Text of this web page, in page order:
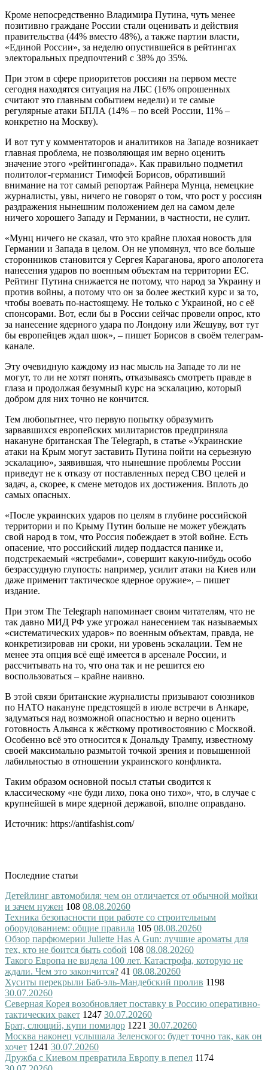
Кроме непосредственно Владимира Путина, чуть менее
позитивно граждане России стали оценивать и действия
правительства (44% вместо 48%), а также партии власти,
«Единой России», за неделю опустившейся в рейтингах
электоральных предпочтений с 38% до 35%.
При этом в сфере приоритетов россиян на первом месте
сегодня находятся ситуация на ЛБС (16% опрошенных
считают это главным событием недели) и те самые
регулярные атаки БПЛА (14% – по всей России, 11% –
конкретно на Москву).
И вот тут у комментаторов и аналитиков на Западе возникает
главная проблема, не позволяющая им верно оценить
значение этого «рейтингопада». Как правильно подметил
политолог-германист Тимофей Борисов, обративший
внимание на тот самый репортаж Райнера Мунца, немецкие
журналисты, увы, ничего не говорят о том, что рост у россиян
раздражения нынешним положением дел на самом деле
ничего хорошего Западу и Германии, в частности, не сулит.
«Мунц ничего не сказал, что это крайне плохая новость для
Германии и Запада в целом. Он не упомянул, что все больше
сторонников становится у Сергея Караганова, ярого апологета
нанесения ударов по военным объектам на территории ЕС.
Рейтинг Путина снижается не потому, что народ за Украину и
против войны, а потому что он за более жесткий курс и за то,
чтобы воевать по-настоящему. Не только с Украиной, но с её
спонсорами. Вот, если бы в России сейчас провели опрос, кто
за нанесение ядерного удара по Лондону или Жешуву, вот тут
бы европейцев ждал шок», – пишет Борисов в своём телеграм-
канале.
Эту очевидную каждому из нас мысль на Западе то ли не
могут, то ли не хотят понять, отказываясь смотреть правде в
глаза и продолжая безумный курс на эскалацию, который
добром для них точно не кончится.
Тем любопытнее, что первую попытку образумить
зарвавшихся европейских милитаристов предприняла
накануне британская The Telegraph, в статье «Украинские
атаки на Крым могут заставить Путина пойти на серьезную
эскалацию», заявившая, что нынешние проблемы России
приведут не к отказу от поставленных перед СВО целей и
задач, а, скорее, к смене методов их достижения. Вплоть до
самых опасных.
«После украинских ударов по целям в глубине российской
территории и по Крыму Путин больше не может убеждать
свой народ в том, что Россия побеждает в этой войне. Есть
опасение, что российский лидер поддастся панике и,
подстрекаемый «ястребами», совершит какую-нибудь особо
безрассудную глупость: например, усилит атаки на Киев или
даже применит тактическое ядерное оружие», – пишет
издание.
При этом The Telegraph напоминает своим читателям, что не
так давно МИД РФ уже угрожал нанесением так называемых
«систематических ударов» по ​​военным объектам, правда, не
конкретизировав ни сроки, ни уровень эскалации. Тем не
менее эта опция всё ещё имеется в арсенале России, и
рассчитывать на то, что она так и не решится ею
воспользоваться – крайне наивно.
В этой связи британские журналисты призывают союзников
по НАТО накануне предстоящей в июле встречи в Анкаре,
задуматься над возможной опасностью и верно оценить
готовность Альянса к жёсткому противостоянию с Москвой.
Особенно всё это относится к Дональду Трампу, известному
своей максимально размытой точкой зрения и повышенной
лабильностью в отношении украинского конфликта.
Таким образом основной посыл статьи сводится к
классическому «не буди лихо, пока оно тихо», что, в случае с
крупнейшей в мире ядерной державой, вполне оправдано.
Источник: https://antifashist.com/
Последние статьи
Детейлинг автомобиля: чем он отличается от обычной мойки
и зачем нужен 108 08.08.20260
Техника безопасности при работе со строительным
оборудованием: общие правила 105 08.08.20260
Обзор парфюмерии Juliette Has A Gun: лучшие ароматы для
тех, кто не боится быть собой 108 08.08.20260
Такого Европа не видела 100 лет. Катастрофа, которую не
ждали. Чем это закончится? 41 08.08.20260
Хуситы перекрыли Баб-эль-Мандебский пролив 1198
30.07.20260
Северная Корея возобновляет поставку в Россию оперативно-
тактических ракет 1247 30.07.20260
Брат, слющий, купи помидор 1221 30.07.20260
Москва наконец услышала Зеленского: будет точно так, как он
хочет 1241 30.07.20260
Дружба с Киевом превратила Европу в пепел 1174